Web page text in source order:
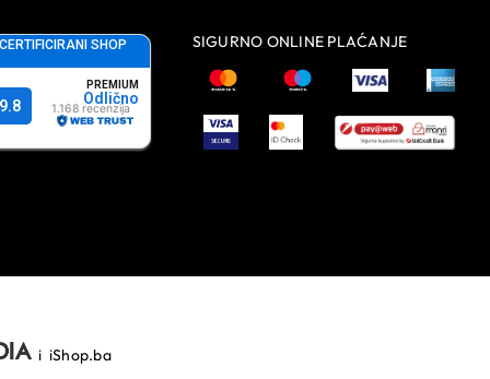
SIGURNO ONLINE PLAĆANJE
i iShop.ba